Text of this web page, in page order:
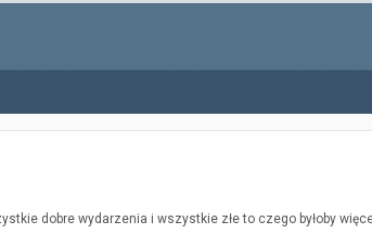
dobre wydarzenia i wszystkie złe to czego byłoby